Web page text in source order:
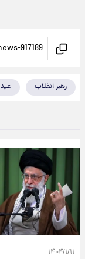
رهبر انقلاب
۱۴۰۴/۱/۱۱